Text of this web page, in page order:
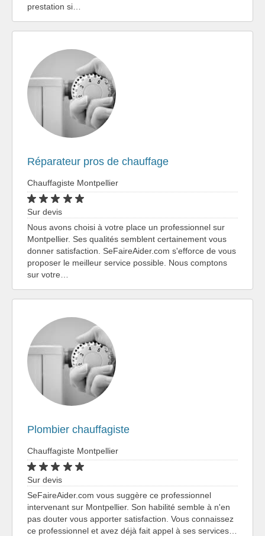
prestation si…
Réparateur pros de chauffage
Chauffagiste Montpellier
Sur devis
Nous avons choisi à votre place un professionnel sur
Montpellier. Ses qualités semblent certainement vous
donner satisfaction. SeFaireAider.com s'efforce de vous
proposer le meilleur service possible. Nous comptons
sur votre…
Plombier chauffagiste
Chauffagiste Montpellier
Sur devis
SeFaireAider.com vous suggère ce professionnel
intervenant sur Montpellier. Son habilité semble à n'en
pas douter vous apporter satisfaction. Vous connaissez
ce professionnel et avez déjà fait appel à ses services…